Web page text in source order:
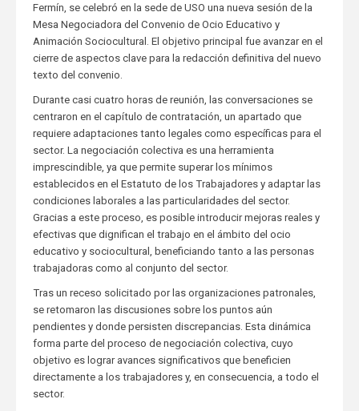
Fermín, se celebró en la sede de USO una nueva sesión de la
Mesa Negociadora del Convenio de Ocio Educativo y
Animación Sociocultural. El objetivo principal fue avanzar en el
cierre de aspectos clave para la redacción definitiva del nuevo
texto del convenio.
Durante casi cuatro horas de reunión, las conversaciones se
centraron en el capítulo de contratación, un apartado que
requiere adaptaciones tanto legales como específicas para el
sector. La negociación colectiva es una herramienta
imprescindible, ya que permite superar los mínimos
establecidos en el Estatuto de los Trabajadores y adaptar las
condiciones laborales a las particularidades del sector.
Gracias a este proceso, es posible introducir mejoras reales y
efectivas que dignifican el trabajo en el ámbito del ocio
educativo y sociocultural, beneficiando tanto a las personas
trabajadoras como al conjunto del sector.
Tras un receso solicitado por las organizaciones patronales,
se retomaron las discusiones sobre los puntos aún
pendientes y donde persisten discrepancias. Esta dinámica
forma parte del proceso de negociación colectiva, cuyo
objetivo es lograr avances significativos que beneficien
directamente a los trabajadores y, en consecuencia, a todo el
sector.